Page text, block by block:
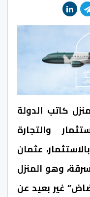
كاتب الدولة
والتجارة
عثمان
وهو المنزل
غير بعيد عن